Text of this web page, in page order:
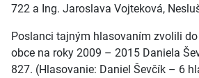
722 a Ing. Jaroslava Vojteková,
Poslanci tajným hlasovaním zvolili
obce na roky 2009 – 2015 Daniela
827. (Hlasovanie: Daniel Ševčík – 6